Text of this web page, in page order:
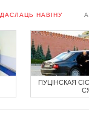
ДАСЛАЦЬ НАВІНУ
ПУЦІНСКАЯ